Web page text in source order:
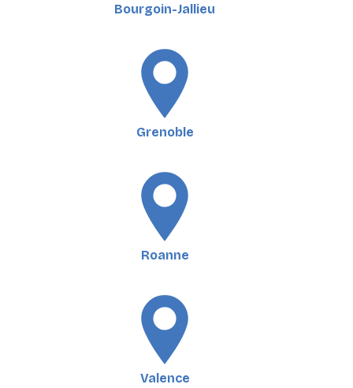
Bourgoin-Jallieu
Grenoble
Roanne
Valence